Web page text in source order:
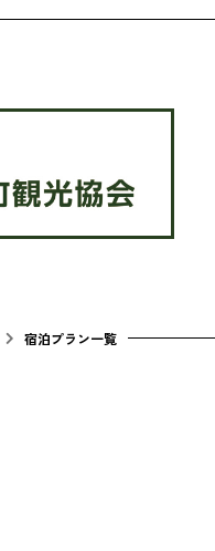
宿泊プラン一覧